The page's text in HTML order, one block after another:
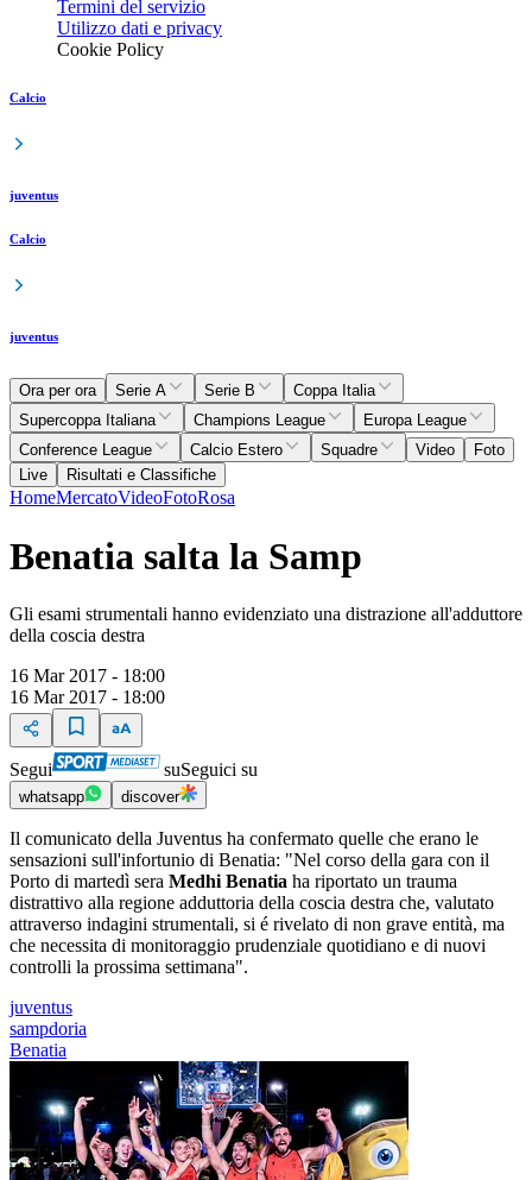
Termini del servizio
Utilizzo dati e privacy
Cookie Policy
Calcio
juventus
Calcio
juventus
Ora per ora Serie A Serie B
Coppa Italia
Supercoppa Italiana
Champions League
Europa League
Conference League
Calcio Estero Squadre Video
Foto
Live
Risultati e Classifiche
HomeMercatoVideoFotoRosa
Benatia salta la Samp
Gli esami strumentali hanno evidenziato una distrazione all'adduttore
della coscia destra
16 Mar 2017 - 18:00
16 Mar 2017 - 18:00
Segui suSeguici su
whatsapp discover
Il comunicato della Juventus ha confermato quelle che erano le
sensazioni sull'infortunio di Benatia: "Nel corso della gara con il
Porto di martedì sera Medhi Benatia ha riportato un trauma
distrattivo alla regione adduttoria della coscia destra che, valutato
attraverso indagini strumentali, si é rivelato di non grave entità, ma
che necessita di monitoraggio prudenziale quotidiano e di nuovi
controlli la prossima settimana".
juventus
sampdoria
Benatia